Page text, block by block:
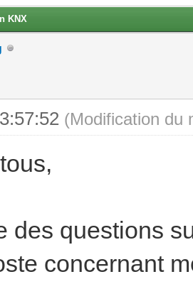
KNX
(Modification du
des questions
concernant